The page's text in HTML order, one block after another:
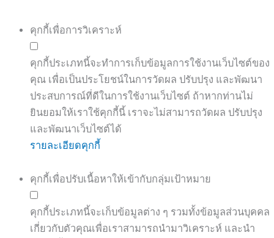
คุกกี้เพื่อการวิเคราะห์
คุกกี้ประเภทนี้จะทำการเก็บข้อมูลการใช้งานเว็บไซต์ของ
คุณ เพื่อเป็นประโยชน์ในการวัดผล ปรับปรุง และพัฒนา
ประสบการณ์ที่ดีในการใช้งานเว็บไซต์ ถ้าหากท่านไม่
ยินยอมให้เราใช้คุกกี้นี้ เราจะไม่สามารถวัดผล ปรับปรุง
และพัฒนาเว็บไซต์ได้
รายละเอียดคุกกี้
คุกกี้เพื่อปรับเนื้อหาให้เข้ากับกลุ่มเป้าหมาย
คุกกี้ประเภทนี้จะเก็บข้อมูลต่าง ๆ รวมทั้งข้อมูลส่วนบุคคล
เกี่ยวกับตัวคุณเพื่อเราสามารถนำมาวิเคราะห์ และนำ